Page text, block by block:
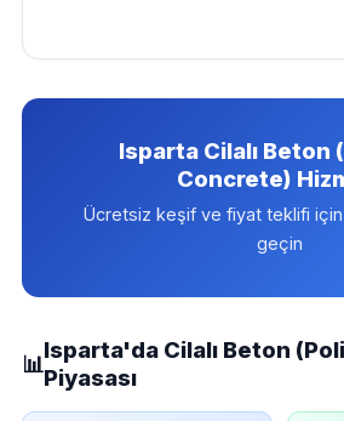
Isparta Cilalı Beton
Concrete)
Ücretsiz keşif ve fiyat teklifi
geçin
📊
Isparta'da Cilalı Beton
Piyasası